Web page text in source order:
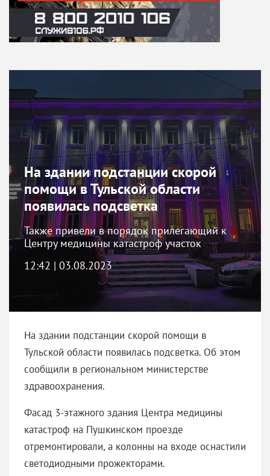
На здании подстанции скорой
помощи в Тульской области
появилась подсветка
Также привели в порядок прилегающий к
Центру медицины катастроф участок
12:42 | 03.08.2023
На здании подстанции скорой помощи в
Тульской области появилась подсветка. Об этом
сообщили в региональном министерстве
здравоохранения.
Фасад 3-этажного здания Центра медицины
катастроф на Пушкинском проезде
отремонтировали, а колонны на входе оснастили
светодиодными прожекторами.